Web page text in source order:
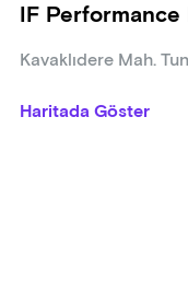
IF Performance
Kavaklıdere Mah.
Haritada Göster